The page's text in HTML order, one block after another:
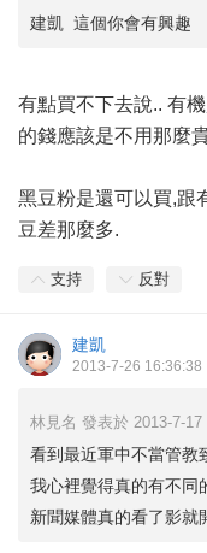
建凱 這個你會有興趣
有點買不下去說.. 有
的錢應該是不用那麼
黑豆粉是還可以買,跟
豆差那麼多.
支持 反對
建凱
2013-7-26 16:36:38
林見名 發表於 2013-7-17
看到最近軍中不當管教
我心裡覺得真的有不同
新聞媒體真的看了影就